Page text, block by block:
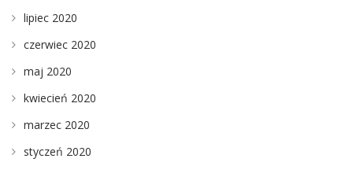
lipiec 2020
czerwiec 2020
maj 2020
kwiecień 2020
marzec 2020
styczeń 2020